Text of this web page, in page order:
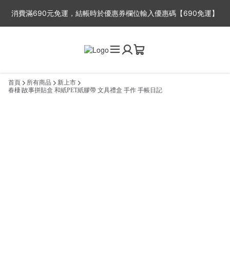
消費滿690元免運，結帳時於優惠券欄位輸入優惠碼【690免運】
2-3工作天出貨，抱歉無法指定出貨時間喔~
首頁 所有商品
新上市
春棲∣故事拼貼盒 和紙PET紙膠帶 文具禮盒 手作 手帳日記